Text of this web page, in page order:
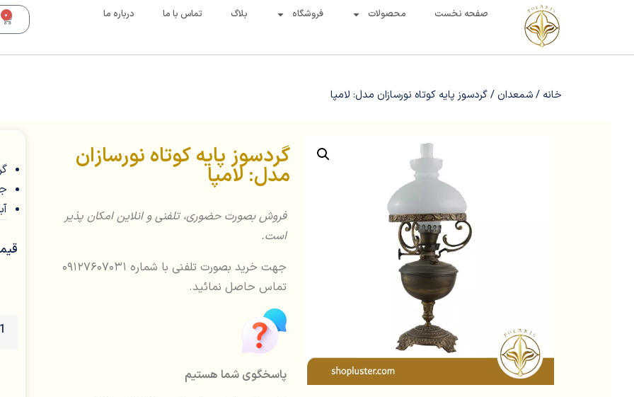
صفحه نخست محصولات فروشگاه بلاگ تماس با ما درباره ما 0
خانه /شمعدان/ گردسوز پایه کوتاه نورسازان مدل: لامپا
گردسوز پایه کوتاه نورسازان
مدل: لامپا
فروش بصورت حضوری، تلفنی و انلاین امکان پذیر
است.
جهت خرید بصورت تلفنی با شماره 09127607031
تماس حاصل نمائید.
پاسخگوی شما هستیم